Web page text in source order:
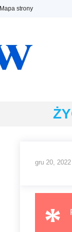
Mapa strony
gru 20, 2022